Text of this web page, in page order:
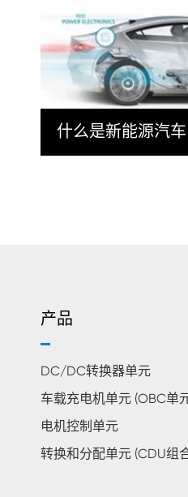
什么是新能源汽车
产品
DC/DC转换器单元
车载充电机单元 (OBC单
电机控制单元
转换和分配单元 (CDU组